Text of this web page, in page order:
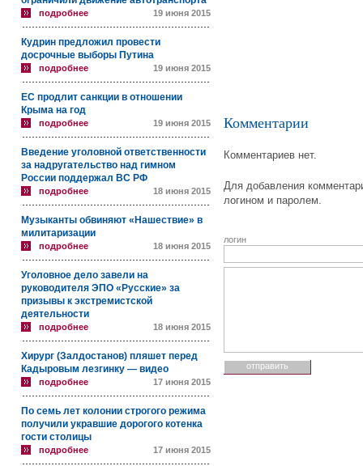
подробнее 19 июня 2015
Кудрин предложил провести
досрочные выборы Путина
подробнее 19 июня 2015
ЕС продлит санкции в отношении
Крыма на год
подробнее 19 июня 2015
Введение уголовной ответственности
за надругательство над гимном
России поддержал ВС РФ
подробнее 18 июня 2015
Музыканты обвиняют «Нашествие» в
милитаризации
подробнее 18 июня 2015
Уголовное дело завели на
руководителя ЭПО «Русские» за
призывы к экстремистской
деятельности
подробнее 18 июня 2015
Хирург (Залдостанов) пляшет перед
Кадыровым лезгинку — видео
подробнее 17 июня 2015
По семь лет колонии строгого режима
получили укравшие дорогого котенка
гости столицы
подробнее 17 июня 2015
Комментарии
Комментариев нет.
Для добавления
логином и паролем.
логин